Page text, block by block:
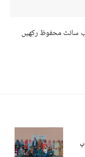
سائٹ محفوظ رکھیں